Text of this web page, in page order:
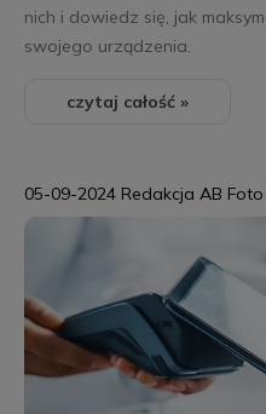
nich i dowiedz się, jak
swojego urządzenia.
czytaj całość »
05-09-2024 Redakcja AB Foto